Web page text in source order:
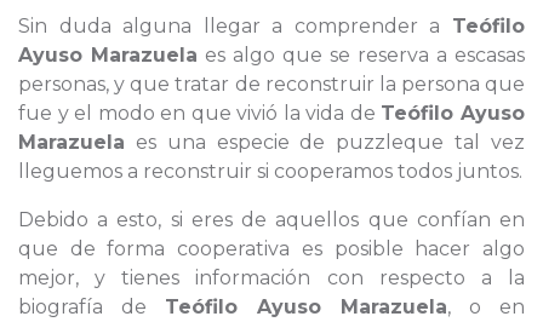
Sin duda alguna llegar a comprender a Teófilo
Ayuso Marazuela es algo que se reserva a escasas
personas, y que tratar de reconstruir la persona que
fue y el modo en que vivió la vida de Teófilo Ayuso
Marazuela es una especie de puzzleque tal vez
lleguemos a reconstruir si cooperamos todos juntos.
Debido a esto, si eres de aquellos que confían en
que de forma cooperativa es posible hacer algo
mejor, y tienes información con respecto a la
biografía de Teófilo Ayuso Marazuela, o en